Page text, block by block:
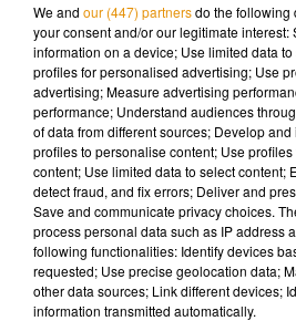
Musique
We and our (447) partnersdo the following
your consent and/or our legitimate interest:
information on a device; Use limited data
profiles for personalised advertising; Use
advertising; Measure advertising
performance; Understand audiences
of data from different sources; Develop
profiles to personalise content; Use
content; Use limited data to select content;
detect fraud, and fix errors; Deliver and
Save and communicate privacy choices.
process personal data such as IP address
following functionalities: Identify devices
requested; Use precise geolocation data;
other data sources; Link different devices;
information transmitted automatically.